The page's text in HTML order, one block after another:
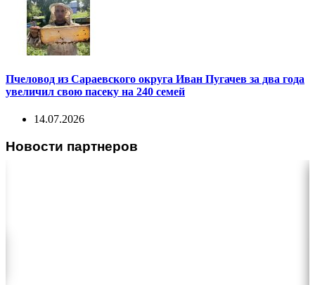
Пчеловод из Сараевского округа Иван Пугачев за два года
увеличил свою пасеку на 240 семей
14.07.2026
Новости партнеров